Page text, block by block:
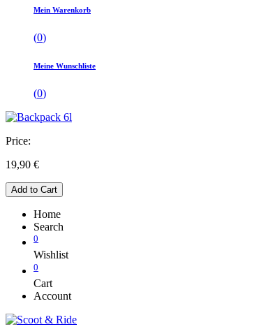
Mein Warenkorb
(0)
Meine Wunschliste
(0)
Price:
19,90 €
Add to Cart
Home
Search
0
Wishlist
0
Cart
Account